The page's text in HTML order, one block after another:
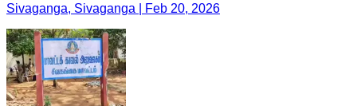
Sivaganga, Sivaganga | Feb 20, 2026